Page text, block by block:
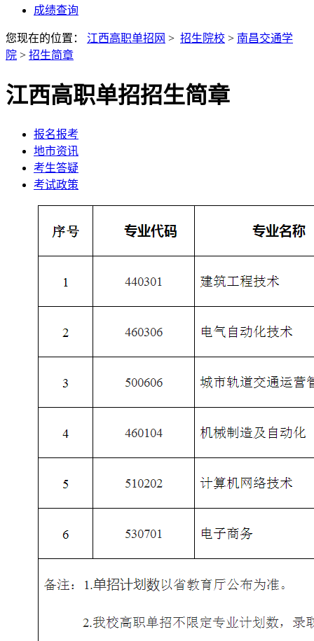
成绩查询
您现在的位置： 江西高职单招网 > 招生院校 > 南昌交通学
院 > 招生简章
江西高职单招招生简章
报名报考
地市资讯
考生答疑
考试政策